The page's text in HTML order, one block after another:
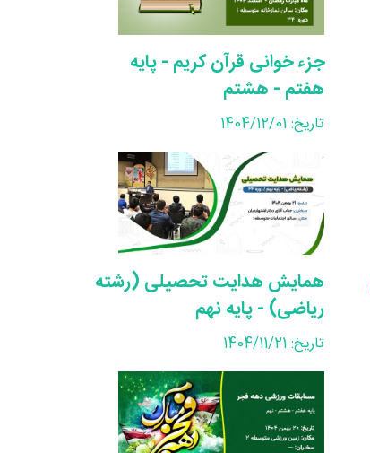
جزء خوانی قرآن کریم - پایه
هفتم - هشتم
تاریخ: 1404/12/01
همایش هدایت تحصیلی (رشته
ریاضی) - پایه نهم
تاریخ: 1404/11/21